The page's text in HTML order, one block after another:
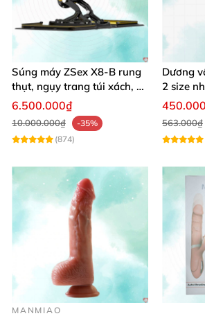
Súng máy ZSex X8-B rung
thụt, ngụy trang túi xách, 9
chế độ rung đa dạng
6.500.000₫
10.000.000₫
-35%
(874)
Dương
2 size
đầu sử
563.000₫
MANMIAO